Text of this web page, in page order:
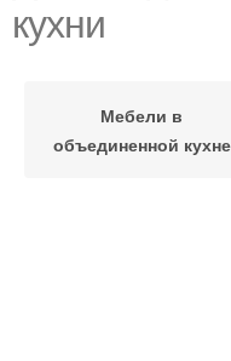
кухни
Мебели в
объединенной кухне